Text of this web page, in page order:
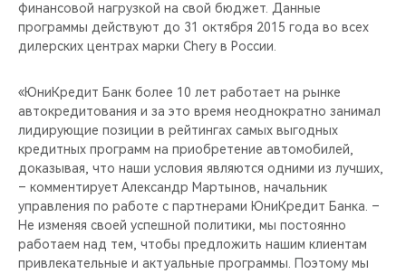
финансовой нагрузкой на свой бюджет. Данные
программы действуют до 31 октября 2015 года во всех
дилерских центрах марки Chery в России.
«ЮниКредит Банк более 10 лет работает на рынке
автокредитования и за это время неоднократно занимал
лидирующие позиции в рейтингах самых выгодных
кредитных программ на приобретение автомобилей,
доказывая, что наши условия являются одними из лучших,
– комментирует Александр Мартынов, начальник
управления по работе с партнерами ЮниКредит Банка. –
Не изменяя своей успешной политики, мы постоянно
работаем над тем, чтобы предложить нашим клиентам
привлекательные и актуальные программы. Поэтому мы